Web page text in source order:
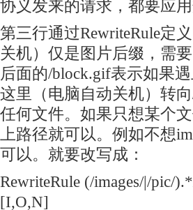
协义发来的请求，都要应用
第三行通过RewriteRule定
关机）仅是图片后缀，需
后面的/block.gif表示如果
这里（电脑自动关机）转
任何文件。如果只想某个
上路径就可以。例如不想
可以。就要改写成：
RewriteRule (/images/|/pic/
[I,O,N]